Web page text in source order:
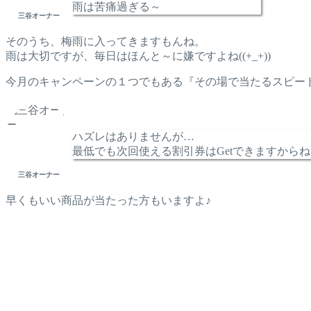
三谷オーナー
雨は苦痛過ぎる～
そのうち、梅雨に入ってきますもんね。
雨は大切ですが、毎日はほんと～に嫌ですよね((+_+))
今月のキャンペーンの１つでもある『その場で当たるスピー
三谷オーナー
ハズレはありませんが…
最低でも次回使える割引券はGetできますからね
早くもいい商品が当たった方もいますよ♪